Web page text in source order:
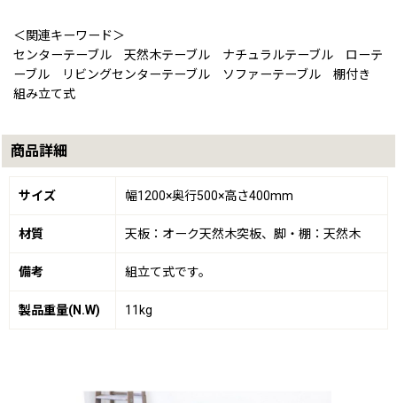
＜関連キーワード＞
センターテーブル 天然木テーブル ナチュラルテーブル ローテ
ーブル リビングセンターテーブル ソファーテーブル 棚付き
組み立て式
商品詳細
サイズ 幅1200×奥行500×高さ400mm
材質 天板：オーク天然木突板、脚・棚：天然木
備考 組立て式です。
製品重量(N.W) 11kg